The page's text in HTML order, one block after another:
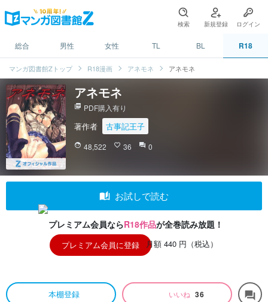
検索 新規登録 ログイン
総合 男性 女性 TL BL R18
マンガ図書館Zトップ R18漫画 アネモネ アネモネ
アネモネ
picture_as_pdf PDF購入有り
著作者 古事記王子
face 48,522 favorite_border 36 question_answer 0
auto_stories お試しで読む
プレミアム会員ならR18作品が全巻読み放題！
プレミアム会員に登録 月額 440 円（税込）
本棚登録 いいね 36 forum